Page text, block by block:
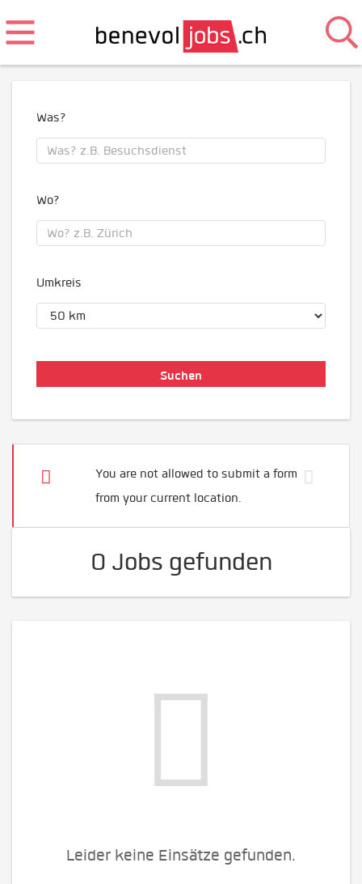
Was?
Wo?
Umkreis
You are not allowed to submit a form
from your current location.
0 Jobs gefunden
Leider keine Einsätze gefunden.